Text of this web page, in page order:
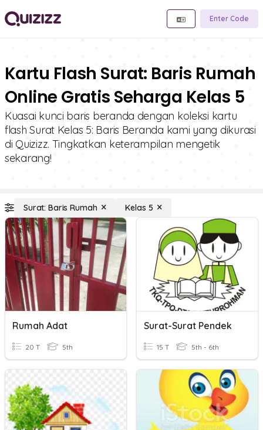
Enter Code
Kartu Flash Surat: Baris Rumah
Online Gratis Seharga Kelas 5
Kuasai kunci baris beranda dengan koleksi kartu
flash Surat Kelas 5: Baris Beranda kami yang dikurasi
di Quizizz. Tingkatkan keterampilan mengetik
sekarang!
Surat: Baris Rumah Kelas 5
Rumah Adat
20 T 5th
Surat-Surat Pendek
15 T 5th - 6th